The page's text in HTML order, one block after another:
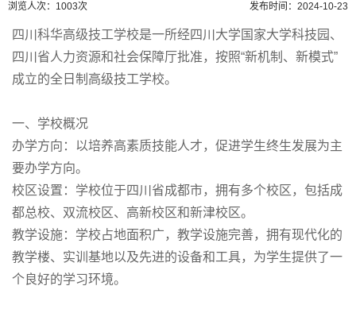
浏览人次：1003次 发布时间：2024-10-23
四川科华高级技工学校是一所经四川大学国家大学科技园、
四川省人力资源和社会保障厅批准，按照“新机制、新模式”
成立的全日制高级技工学校。
一、学校概况
办学方向：以培养高素质技能人才，促进学生终生发展为主
要办学方向。
校区设置：学校位于四川省成都市，拥有多个校区，包括成
都总校、双流校区、高新校区和新津校区。
教学设施：学校占地面积广，教学设施完善，拥有现代化的
教学楼、实训基地以及先进的设备和工具，为学生提供了一
个良好的学习环境。